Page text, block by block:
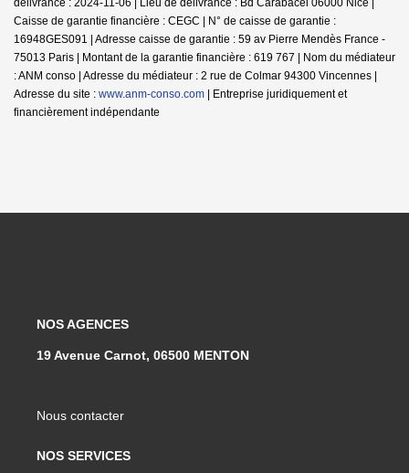
délivrance : 2024-11-06 | Lieu de délivrance : Bd Carabacel 06000 Nice |
Caisse de garantie financière : CEGC | N° de caisse de garantie :
16948GES091 | Adresse caisse de garantie : 59 av Pierre Mendès France -
75013 Paris | Montant de la garantie financière : 619 767 | Nom du médiateur
: ANM conso | Adresse du médiateur : 2 rue de Colmar 94300 Vincennes |
Adresse du site : www.anm-conso.com | Entreprise juridiquement et
financièrement indépendante
NOS AGENCES
19 Avenue Carnot, 06500 MENTON
Nous contacter
NOS SERVICES